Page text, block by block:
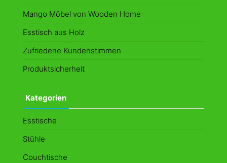
Mango Möbel von Wooden Home
Esstisch aus Holz
Zufriedene Kundenstimmen
Produktsicherheit
Kategorien
Esstische
Stühle
Couchtische